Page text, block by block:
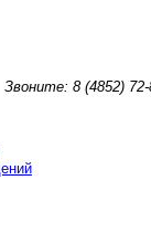
Звоните: 8 (4852) 72-